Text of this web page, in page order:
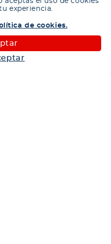
experiencia.
de cookies.
disponibles en tu zona